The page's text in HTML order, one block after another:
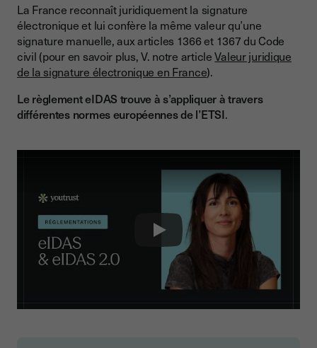
La France reconnaît juridiquement la signature
électronique et lui confère la même valeur qu’une
signature manuelle, aux articles 1366 et 1367 du Code
civil (pour en savoir plus, V. notre articleValeur juridique
de la signature électronique en France).
Le règlement eIDAS trouve à s’appliquer à travers
différentes normes européennes de l’ETSI.
Play